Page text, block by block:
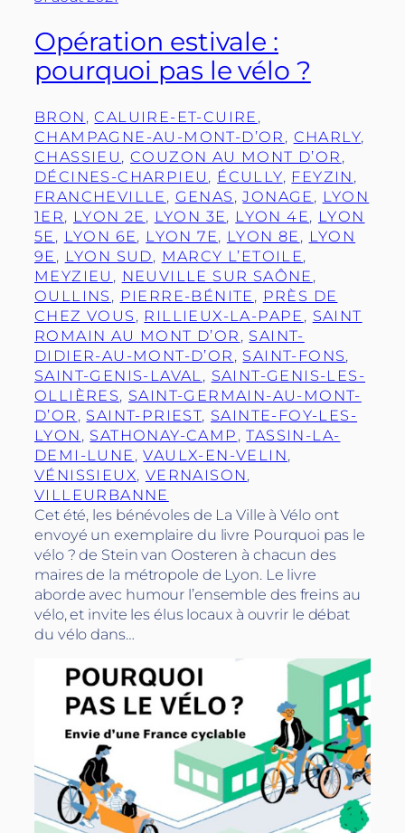
Opération estivale :
pourquoi pas le vélo ?
BRON , CALUIRE-ET-CUIRE
CHAMPAGNE-AU-MONT-D’OR , CHARLY
CHASSIEU , COUZON AU MONT D’OR
DÉCINES-CHARPIEU , ÉCULLY, FEYZIN
FRANCHEVILLE , GENAS , JONAGE , LYON
1ER, LYON 2E , LYON 3E, LYON 4E, LYON
5E , LYON 6E, LYON 7E, LYON 8E , LYON
9E , LYON SUD, MARCY L’ETOILE
MEYZIEU , NEUVILLE SUR SAÔNE
OULLINS , PIERRE-BÉNITE , PRÈS DE
CHEZ VOUS , RILLIEUX-LA-PAPE , SAINT
ROMAIN AU MONT D’OR , SAINT-
DIDIER-AU-MONT-D’OR , SAINT-FONS
SAINT-GENIS-LAVAL, SAINT-GENIS-LES-
OLLIÈRES, SAINT-GERMAIN-AU-MONT-
D’OR , SAINT-PRIEST, SAINTE-FOY-LES-
LYON , SATHONAY-CAMP , TASSIN-LA-
DEMI-LUNE , VAULX-EN-VELIN
VÉNISSIEUX, VERNAISON
VILLEURBANNE
Cet été, les bénévoles de La Ville à Vélo ont
envoyé un exemplaire du livre Pourquoi pas le
vélo ? de Stein van Oosteren à chacun des
maires de la métropole de Lyon. Le livre
aborde avec humour l’ensemble des freins au
vélo, et invite les élus locaux à ouvrir le débat
du vélo dans…